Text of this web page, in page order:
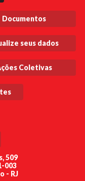
Documentos
seus dados
Coletivas
509
003
- RJ